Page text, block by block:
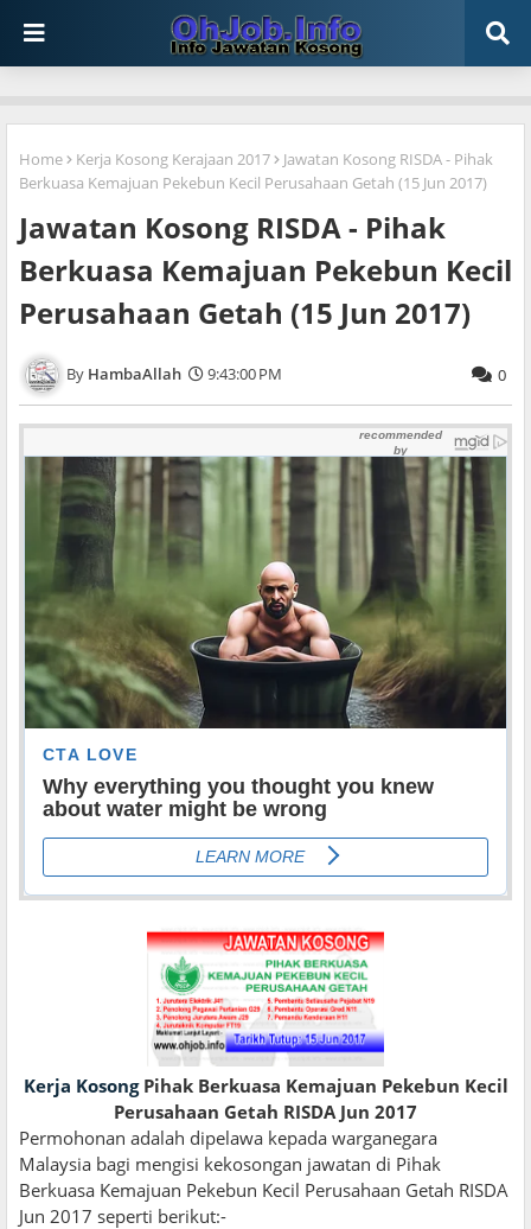
Home Kerja Kosong Kerajaan 2017
Jawatan Kosong RISDA - Pihak
Berkuasa Kemajuan Pekebun Kecil Perusahaan Getah (15 Jun 2017)
Jawatan Kosong RISDA - Pihak
Berkuasa Kemajuan Pekebun Kecil
Perusahaan Getah (15 Jun 2017)
HambaAllah 9:43:00 PM 0
Kerja KosongPihak Berkuasa Kemajuan Pekebun Kecil
Perusahaan Getah RISDA Jun 2017
Permohonan adalah dipelawa kepada warganegara
Malaysia bagi mengisi kekosongan jawatan di Pihak
Berkuasa Kemajuan Pekebun Kecil Perusahaan Getah RISDA
Jun 2017 seperti berikut:-